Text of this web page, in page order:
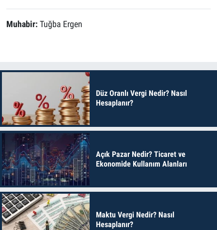
Muhabir: Tuğba Ergen
Düz Oranlı Vergi Nedir? Nasıl
Hesaplanır?
Açık Pazar Nedir? Ticaret ve
Ekonomide Kullanım Alanları
Maktu Vergi Nedir? Nasıl
Hesaplanır?